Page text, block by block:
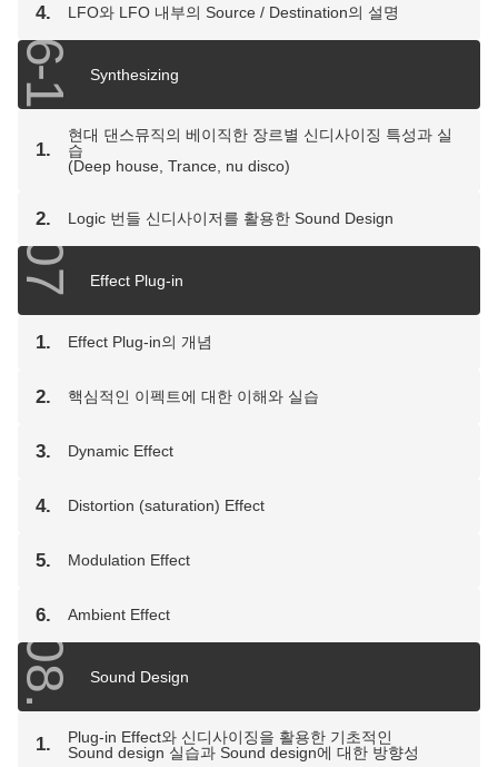
4. LFO와 LFO 내부의 Source / Destination의 설명
06-1 Synthesizing
1.
현대 댄스뮤직의 베이직한 장르별 신디사이징 특성과 실
습
(Deep house, Trance, nu disco)
2. Logic 번들 신디사이저를 활용한 Sound Design
07 Effect Plug-in
1. Effect Plug-in의 개념
2. 핵심적인 이펙트에 대한 이해와 실습
3. Dynamic Effect
4. Distortion (saturation) Effect
5. Modulation Effect
6. Ambient Effect
08. Sound Design
1.
Plug-in Effect와 신디사이징을 활용한 기초적인
Sound design 실습과 Sound design에 대한 방향성